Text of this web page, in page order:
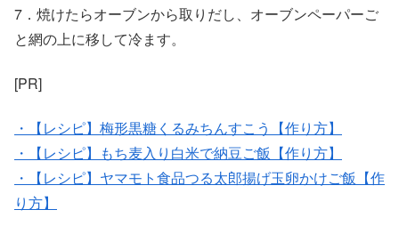
7．焼けたらオーブンから取りだし、オーブンペーパーご
と網の上に移して冷ます。
[PR]
・【レシピ】梅形黒糖くるみちんすこう【作り方】
・【レシピ】もち麦入り白米で納豆ご飯【作り方】
・【レシピ】ヤマモト食品つる太郎揚げ玉卵かけご飯【作
り方】